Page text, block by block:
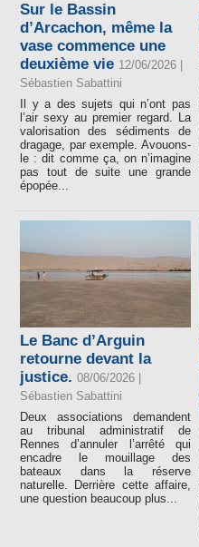
Sur le Bassin
d’Arcachon, même la
vase commence une
deuxième vie 12/06/2026 |
Sébastien Sabattini
Il y a des sujets qui n’ont pas
l’air sexy au premier regard. La
valorisation des sédiments de
dragage, par exemple. Avouons-
le : dit comme ça, on n’imagine
pas tout de suite une grande
épopée...
Le Banc d’Arguin
retourne devant la
justice. 08/06/2026 |
Sébastien Sabattini
Deux associations demandent
au tribunal administratif de
Rennes d’annuler l’arrêté qui
encadre le mouillage des
bateaux dans la réserve
naturelle. Derrière cette affaire,
une question beaucoup plus...